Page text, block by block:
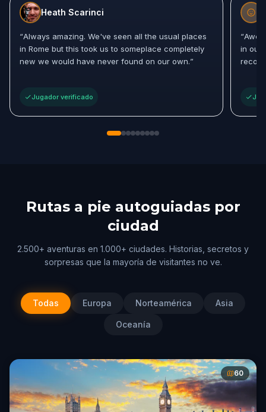
Heath Scarinci
“Always amazing. We've seen all the usual places
in Rome but this took us to someplace completely
new we would have never found on our own.”
Jugador verificado
“
in our
Rutas a pie autoguiadas por
ciudad
2.500+ aventuras en 1.000+ ciudades. Historias, secretos y
sorpresas que la mayoría de visitantes no ve.
Todas Europa Norteamérica Asia
Oceanía
60